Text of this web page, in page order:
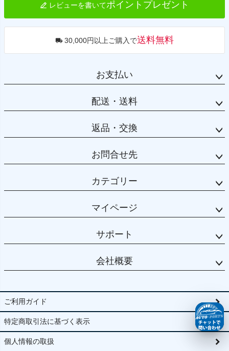
レビューを書いてポイントプレゼント
30,000円以上ご購入で送料無料
お支払い
配送・送料
返品・交換
お問合せ先
カテゴリー
マイページ
サポート
会社概要
ご利用ガイド
特定商取引法に基づく表示
個人情報の取扱